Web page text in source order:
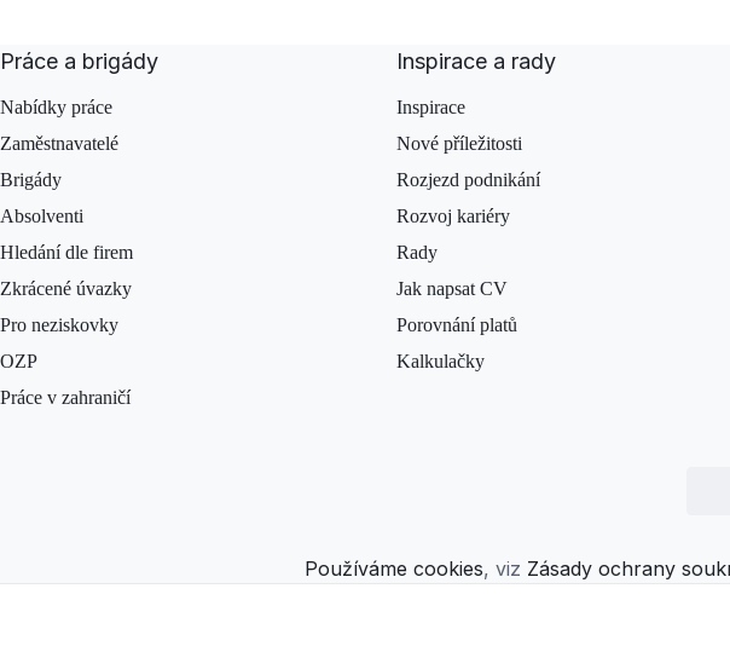
Práce a brigády
Nabídky práce
Zaměstnavatelé
Brigády
Absolventi
Hledání dle firem
Zkrácené úvazky
Pro neziskovky
OZP
Práce v zahraničí
Inspirace a rady
Inspirace
Nové příležitosti
Rozjezd podnikání
Rozvoj kariéry
Rady
Jak napsat CV
Porovnání platů
Kalkulačky
Používáme cookies, viz Zásady ochrany